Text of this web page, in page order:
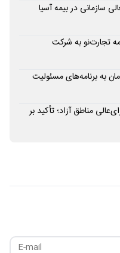
سازمانی در بیمه آسیا
بیمه تجارت‌نو به شرکت
از ۷۰ میلیارد تومان به برنامه‌های مسئولیت
مناطق آزاد؛ تأکید بر